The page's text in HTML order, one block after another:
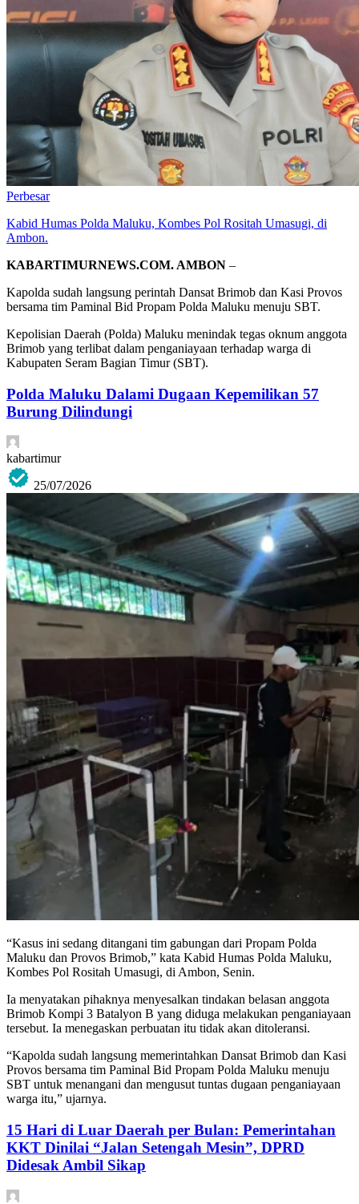
Perbesar
Kabid Humas Polda Maluku, Kombes Pol Rositah Umasugi, di
Ambon.
KABARTIMURNEWS.COM. AMBON –
Kapolda sudah langsung perintah Dansat Brimob dan Kasi Provos
bersama tim Paminal Bid Propam Polda Maluku menuju SBT.
Kepolisian Daerah (Polda) Maluku menindak tegas oknum anggota
Brimob yang terlibat dalam penganiayaan terhadap warga di
Kabupaten Seram Bagian Timur (SBT).
Polda Maluku Dalami Dugaan Kepemilikan 57
Burung Dilindungi
kabartimur
25/07/2026
“Kasus ini sedang ditangani tim gabungan dari Propam Polda
Maluku dan Provos Brimob,” kata Kabid Humas Polda Maluku,
Kombes Pol Rositah Umasugi, di Ambon, Senin.
Ia menyatakan pihaknya menyesalkan tindakan belasan anggota
Brimob Kompi 3 Batalyon B yang diduga melakukan penganiayaan
tersebut. Ia menegaskan perbuatan itu tidak akan ditoleransi.
“Kapolda sudah langsung memerintahkan Dansat Brimob dan Kasi
Provos bersama tim Paminal Bid Propam Polda Maluku menuju
SBT untuk menangani dan mengusut tuntas dugaan penganiayaan
warga itu,” ujarnya.
15 Hari di Luar Daerah per Bulan: Pemerintahan
KKT Dinilai “Jalan Setengah Mesin”, DPRD
Didesak Ambil Sikap